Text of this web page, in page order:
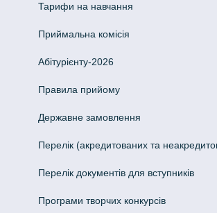
Тарифи на навчання
Приймальна комісія
Абітурієнту-2026
Правила прийому
Державне замовлення
Перелік (акредитованих та
Перелік документів для вступників
Програми творчих конкурсiв